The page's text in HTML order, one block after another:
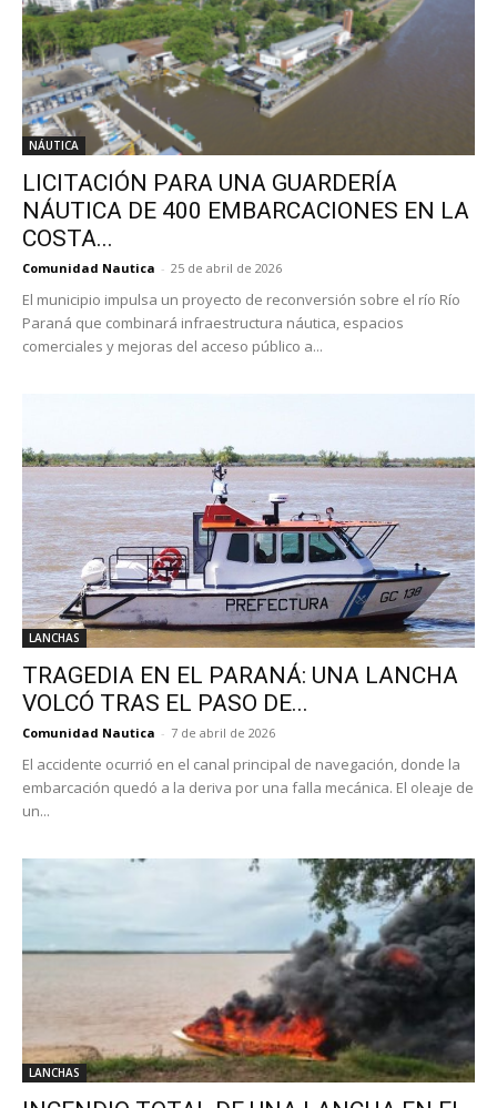
NÁUTICA
LICITACIÓN PARA UNA GUARDERÍA
NÁUTICA DE 400 EMBARCACIONES EN LA
COSTA...
Comunidad Nautica - 25 de abril de 2026
El municipio impulsa un proyecto de reconversión sobre el río Río
Paraná que combinará infraestructura náutica, espacios
comerciales y mejoras del acceso público a...
LANCHAS
TRAGEDIA EN EL PARANÁ: UNA LANCHA
VOLCÓ TRAS EL PASO DE...
Comunidad Nautica - 7 de abril de 2026
El accidente ocurrió en el canal principal de navegación, donde la
embarcación quedó a la deriva por una falla mecánica. El oleaje de
un...
LANCHAS